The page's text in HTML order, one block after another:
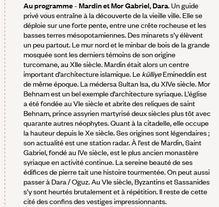
Au programme- Mardin et Mor Gabriel, Dara. Un guide
privé vous entraîne à la découverte de la vieille ville. Elle se
déploie sur une forte pente, entre une crête rocheuse et les
basses terres mésopotamiennes. Des minarets s’y élèvent
un peu partout. Le mur nord et le minbar de bois de la grande
mosquée sont les derniers témoins de son origine
turcomane, au XIIe siècle. Mardin était alors un centre
important d’architecture islamique. Le külliyeEmineddin est
de même époque. La médersa Sultan Isa, du XIVe siècle. Mor
Behnam est un bel exemple d’architecture syriaque. L’église
a été fondée au VIe siècle et abrite des reliques de saint
Behnam, prince assyrien martyrisé deux siècles plus tôt avec
quarante autres néophytes. Quant à la citadelle, elle occupe
la hauteur depuis le Xe siècle. Ses origines sont légendaires ;
son actualité est une station radar. À l’est de Mardin, Saint
Gabriel, fondé au IVe siècle, est le plus ancien monastère
syriaque en activité continue. La sereine beauté de ses
édifices de pierre tait une histoire tourmentée. On peut aussi
passer à Dara / Oguz. Au VIe siècle, Byzantins et Sassanides
s’y sont heurtés brutalement et à répétition. Il reste de cette
cité des confins des vestiges impressionnants.